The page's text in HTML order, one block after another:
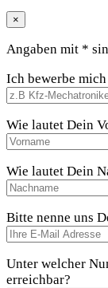
×
Angaben mit *
Ich bewerbe
Wie lautet Dein
Wie lautet Dein
Bitte nenne uns
Unter welcher
erreichbar?